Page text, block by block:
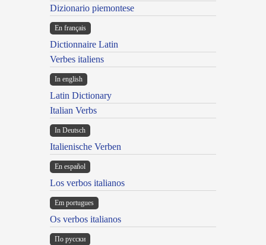
Dizionario piemontese
En français
Dictionnaire Latin
Verbes italiens
In english
Latin Dictionary
Italian Verbs
In Deutsch
Italienische Verben
En español
Los verbos italianos
Em portugues
Os verbos italianos
По русски